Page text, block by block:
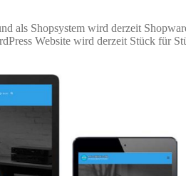
als Shopsystem wird derzeit
Website wird derzeit Stück für